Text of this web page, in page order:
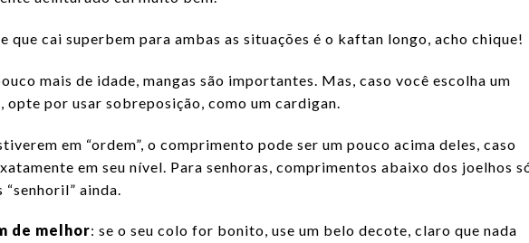
que cai superbem para ambas as situações é o kaftan longo, acho chique!
mais de idade, mangas são importantes. Mas, caso você escolha um
opte por usar sobreposição, como um cardigan.
em “ordem”, o comprimento pode ser um pouco acima deles, caso
em seu nível. Para senhoras, comprimentos abaixo dos joelhos
ainda.
de melhor: se o seu colo for bonito, use um belo decote, claro que nada